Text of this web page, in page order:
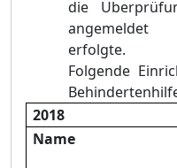
die
angemeldet
erfolgte.
Folgende
2018
Name